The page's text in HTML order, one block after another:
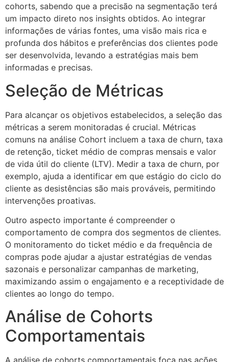
cohorts, sabendo que a precisão na segmentação terá
um impacto direto nos insights obtidos. Ao integrar
informações de várias fontes, uma visão mais rica e
profunda dos hábitos e preferências dos clientes pode
ser desenvolvida, levando a estratégias mais bem
informadas e precisas.
Seleção de Métricas
Para alcançar os objetivos estabelecidos, a seleção das
métricas a serem monitoradas é crucial. Métricas
comuns na análise Cohort incluem a taxa de churn, taxa
de retenção, ticket médio de compras mensais e valor
de vida útil do cliente (LTV). Medir a taxa de churn, por
exemplo, ajuda a identificar em que estágio do ciclo do
cliente as desistências são mais prováveis, permitindo
intervenções proativas.
Outro aspecto importante é compreender o
comportamento de compra dos segmentos de clientes.
O monitoramento do ticket médio e da frequência de
compras pode ajudar a ajustar estratégias de vendas
sazonais e personalizar campanhas de marketing,
maximizando assim o engajamento e a receptividade de
clientes ao longo do tempo.
Análise de Cohorts
Comportamentais